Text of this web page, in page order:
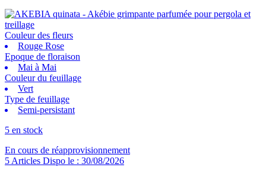
Couleur des fleurs
Rouge Rose
Epoque de floraison
Mai à Mai
Couleur du feuillage
Vert
Type de feuillage
Semi-persistant
5 en stock
En cours de réapprovisionnement
5 Articles Dispo le : 30/08/2026